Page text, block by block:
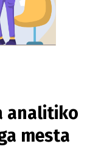
analitiko
mesta